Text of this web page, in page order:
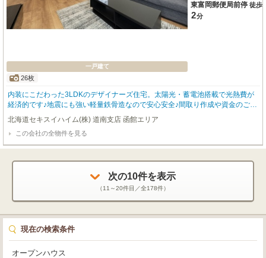
一戸建て
26枚
東富岡郵便局前停 徒歩
2分
内装にこだわった3LDKのデザイナーズ住宅。太陽光・蓄電池搭載で光熱費が
経済的です♪地震にも強い軽量鉄骨造なので安心安全♪間取り作成や資金のご相
談も無料で出来ますのでお気軽にご相談下さい♪☆キャンペーン中☆不動産連
合隊からご予約されて見学するとアマゾンギフト券2,000円分プレゼント！更
に当社ＨＰからの予約でＪＣＢギフト券1,000円分プレゼント！！【新価格】
旧価格3995万円(税込) 旧価格公表日2025年11月22日新価格3895万円(税込)
北海道セキスイハイム(株) 道南支店 函館エリア
この会社の全物件を見る
次の10件を表示
（11～20件目／全178件）
現在の検索条件
オープンハウス